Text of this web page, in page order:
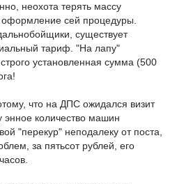
неохота терять массу
сей процедуры.
существует
тариф. "На лапу"
установленная сумма (500
что на ДПС ожидался визит
энное количество машин
"перекур" неподалеку от поста,
за пятьсот рублей, его